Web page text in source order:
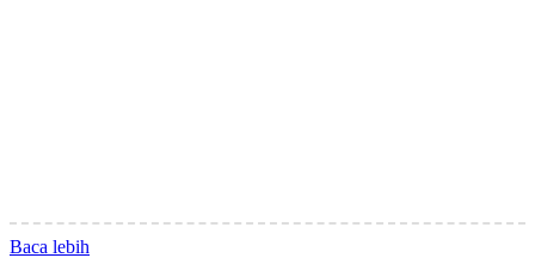
Baca lebih